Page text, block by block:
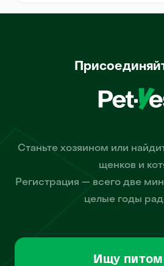
Станьте хозяином или
щенков и
Регистрация — всего две
целые годы
Ищу